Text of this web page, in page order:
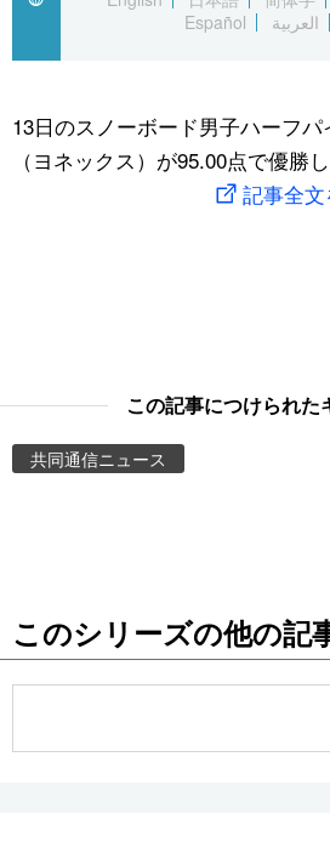
国際
文化
アーカイブ
Japan Data
動画/Live
お知らせ
スポーツ・東京2020
Español
العربية
13日のスノーボード男子ハーフ
（ヨネックス）が95.00点で優勝
記事全文
この記事につけられた
共同通信ニュース
このシリーズの他の記